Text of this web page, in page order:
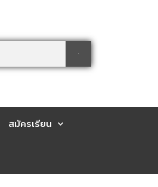
สมัครเรียน